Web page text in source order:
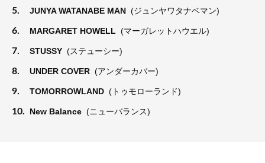
5. JUNYA WATANABE MAN (ジュンヤワタナベマン)
6. MARGARET HOWELL (マーガレットハウエル)
7. STUSSY (ステューシー)
8. UNDER COVER (アンダーカバー)
9. TOMORROWLAND (トゥモローランド)
10. New Balance (ニューバランス)